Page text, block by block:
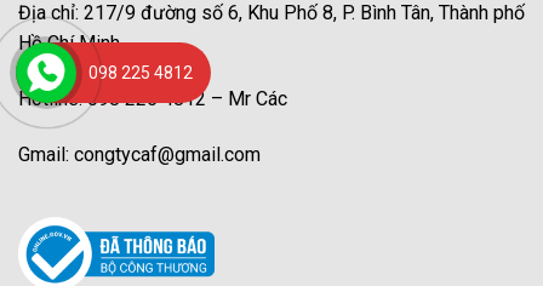
Địa chỉ: 217/9 đường số 6, Khu Phố 8, P. Bình Tân, Thành phố
Hồ Chí Minh.
Hotline: 098 225 4812 – Mr Các
Gmail: congtycaf@gmail.com
098 225 4812